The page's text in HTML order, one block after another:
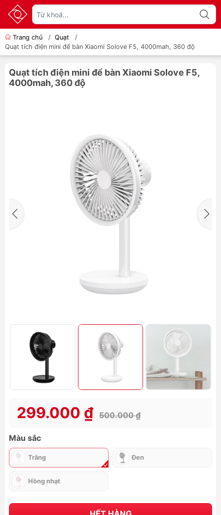
Trang chủ / Quạt
/
Quạt tích điện mini để bàn Xiaomi Solove F5, 4000mah, 360 độ
Quạt tích điện mini để bàn Xiaomi Solove F5,
4000mah, 360 độ
299.000 ₫ 500.000 ₫
Màu sắc
Trắng Đen
Hồng nhạt